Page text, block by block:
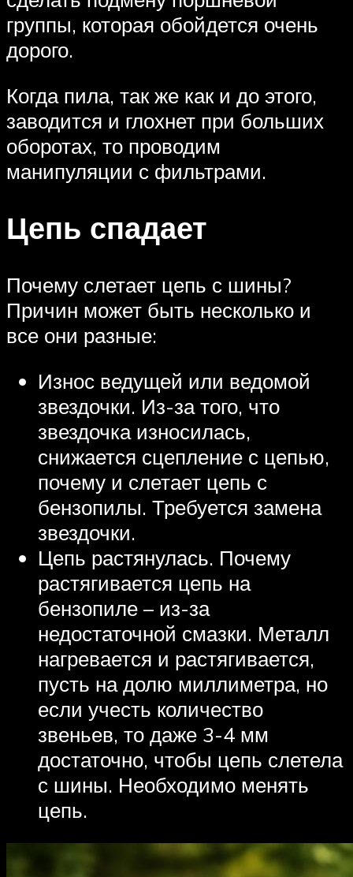
группы, которая обойдется очень
дорого.
Когда пила, так же как и до этого,
заводится и глохнет при больших
оборотах, то проводим
манипуляции с фильтрами.
Цепь спадает
Почему слетает цепь с шины?
Причин может быть несколько и
все они разные:
Износ ведущей или ведомой
звездочки. Из-за того, что
звездочка износилась,
снижается сцепление с цепью,
почему и слетает цепь с
бензопилы. Требуется замена
звездочки.
Цепь растянулась. Почему
растягивается цепь на
бензопиле – из-за
недостаточной смазки. Металл
нагревается и растягивается,
пусть на долю миллиметра, но
если учесть количество
звеньев, то даже 3-4 мм
достаточно, чтобы цепь слетела
с шины. Необходимо менять
цепь.